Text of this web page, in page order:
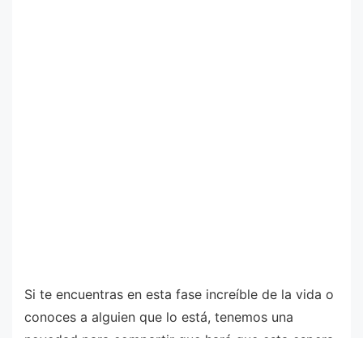
Si te encuentras en esta fase increíble de la vida o
conoces a alguien que lo está, tenemos una